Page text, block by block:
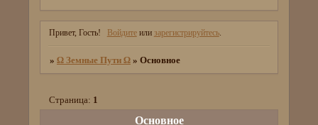
Привет, Гость! Войдитеили зарегистрируйтесь.
» Ω Земные Пути Ω » Основное
Основное
Страница: 1